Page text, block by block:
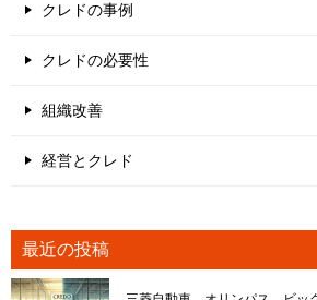
クレドの事例
クレドの必要性
組織改善
経営とクレド
最近の投稿